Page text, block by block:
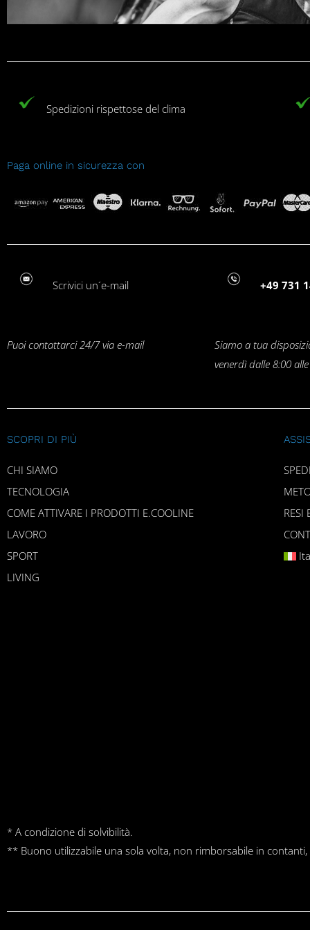
Spedizioni rispettose del clima
Paga online in sicurezza con
Scrivici un´e-mail +49 731
Puoi contattarci 24/7 via e-mail
Siamo a tua
venerdì dalle 8:00
SCOPRI DI PIÙ
CHI SIAMO
TECNOLOGIA
COME ATTIVARE I PRODOTTI E.COOLINE
LAVORO
SPORT
LIVING
RESI
* A condizione di solvibilità.
** Buono utilizzabile una sola volta, non rimborsabile in